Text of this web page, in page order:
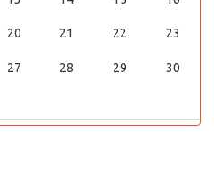
20 21 22 23
27 28 29 30